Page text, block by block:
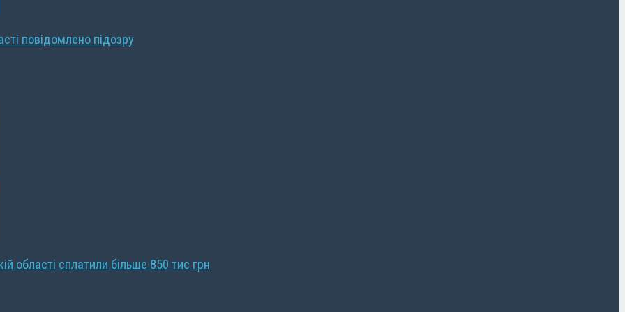
повідомлено підозру
області сплатили більше 850 тис грн